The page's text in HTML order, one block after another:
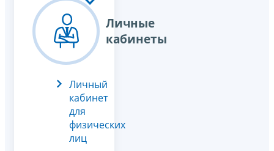
Личные
кабинеты
Личный
кабинет
для
физических
лиц